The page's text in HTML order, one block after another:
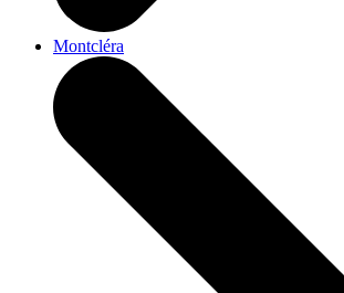
Montcléra